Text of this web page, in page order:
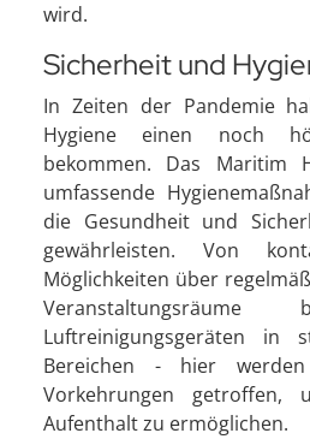
wird.
Sicherheit und
In Zeiten der Pandemie
Hygiene einen noch
bekommen. Das Maritim
umfassende
die Gesundheit und
gewährleisten. Von
Möglichkeiten über
Luftreinigungsgeräten in
Bereichen - hier
Vorkehrungen getroffen,
Aufenthalt zu ermöglichen.